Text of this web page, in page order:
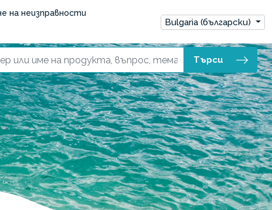
на неизправности
Bulgaria (български)
Търси